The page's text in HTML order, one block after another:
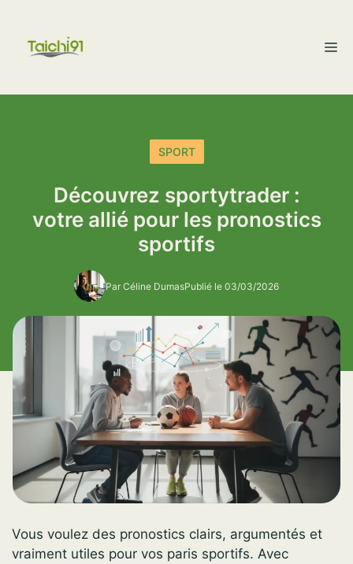
contenu
SPORT
Découvrez sportytrader :
votre allié pour les pronostics
sportifs
Par Céline DumasPublié le 03/03/2026
Vous voulez des pronostics clairs, argumentés et
vraiment utiles pour vos paris sportifs. Avec